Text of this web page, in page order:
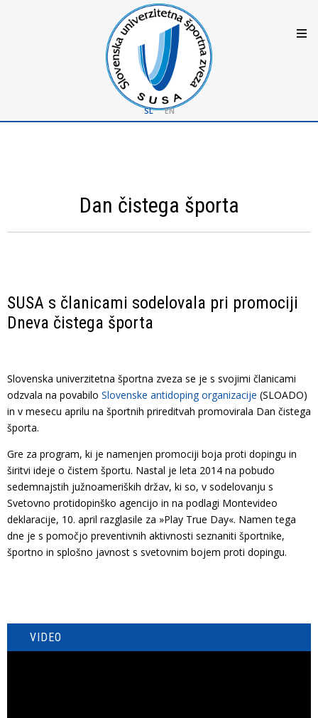
SL EN
Dan čistega športa
SUSA s članicami sodelovala pri promociji
Dneva čistega športa
Slovenska univerzitetna športna zveza se je s svojimi članicami
odzvala na povabilo Slovenske antidoping organizacije (SLOADO)
in v mesecu aprilu na športnih prireditvah promovirala Dan čistega
športa.
Gre za program, ki je namenjen promociji boja proti dopingu in
širitvi ideje o čistem športu. Nastal je leta 2014 na pobudo
sedemnajstih južnoameriških držav, ki so, v sodelovanju s
Svetovno protidopinško agencijo in na podlagi Montevideo
deklaracije, 10. april razglasile za »Play True Day«. Namen tega
dne je s pomočjo preventivnih aktivnosti seznaniti športnike,
športno in splošno javnost s svetovnim bojem proti dopingu.
VIDEO